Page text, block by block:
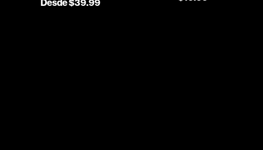
Desde $39.99